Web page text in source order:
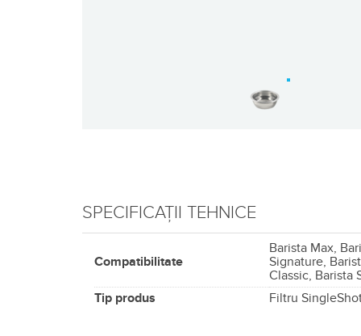
SPECIFICAȚII TEHNICE
Compatibilitate
Barista Max,
Signature,
Classic, Barista
Tip produs
Filtru